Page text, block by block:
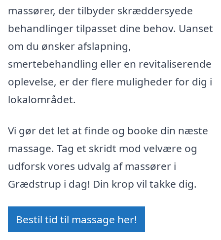
massører, der tilbyder skræddersyede
behandlinger tilpasset dine behov. Uanset
om du ønsker afslapning,
smertebehandling eller en revitaliserende
oplevelse, er der flere muligheder for dig i
lokalområdet.
Vi gør det let at finde og booke din næste
massage. Tag et skridt mod velvære og
udforsk vores udvalg af massører i
Grædstrup i dag! Din krop vil takke dig.
Bestil tid til massage her!